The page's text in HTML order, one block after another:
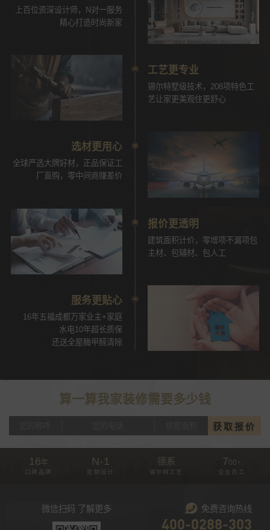
上百位资深设计师，N对一服务
精心打造时尚新家
工艺更专业
锡尔特墅级技术，208项特色工
艺让家更美观住更舒心
选材更用心
全球严选大牌好材，正品保证工
厂直购，零中间商赚差价
报价更透明
建筑面积计价，零增项不漏项包
主材、包辅材、包人工
服务更贴心
16年五福成都万家业主+家庭
水电10年超长质保
还送全屋酶甲醛清除
算一算我家装修需要多少钱
获取报价
16年
口碑品牌
N + 1
定制设计
德系
锡尔特工艺
700 +
企业员工
微信扫码 了解更多 免费咨询热线
400-0288-303